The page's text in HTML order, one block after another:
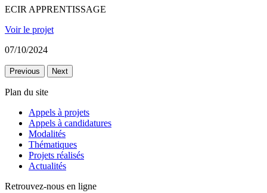
ECIR APPRENTISSAGE
Voir le projet
07/10/2024
Previous Next
Plan du site
Appels à projets
Appels à candidatures
Modalités
Thématiques
Projets réalisés
Actualités
Retrouvez-nous en ligne